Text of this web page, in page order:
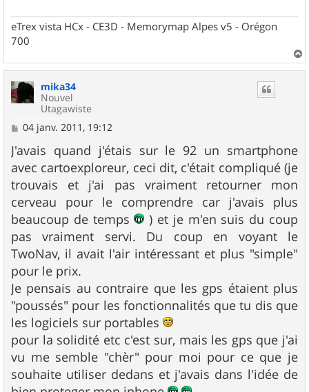
eTrex vista HCx - CE3D - Memorymap Alpes v5 - Orégon
700
a
mika34
Nouvel
Utagawiste
M
s
s
a
g
e
04 janv. 2011, 19:12
J'avais quand j'étais sur le 92 un smartphone
avec cartoexploreur, ceci dit, c'était compliqué (je
trouvais et j'ai pas vraiment retourner mon
cerveau pour le comprendre car j'avais plus
beaucoup de temps
) et je m'en suis du coup
pas vraiment servi. Du coup en voyant le
TwoNav, il avait l'air intéressant et plus "simple"
pour le prix.
Je pensais au contraire que les gps étaient plus
"poussés" pour les fonctionnalités que tu dis que
les logiciels sur portables
pour la solidité etc c'est sur, mais les gps que j'ai
vu me semble "chèr" pour moi pour ce que je
souhaite utiliser dedans et j'avais dans l'idée de